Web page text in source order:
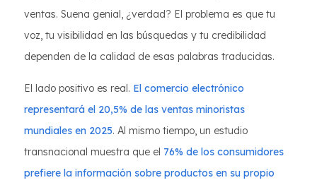
ventas. Suena genial, ¿verdad? El problema es que tu
voz, tu visibilidad en las búsquedas y tu credibilidad
dependen de la calidad de esas palabras traducidas.
El lado positivo es real. El comercio electrónico
representará el 20,5% de las ventas minoristas
mundiales en 2025. Al mismo tiempo, un estudio
transnacional muestra que el 76% de los consumidores
prefiere la información sobre productos en su propio